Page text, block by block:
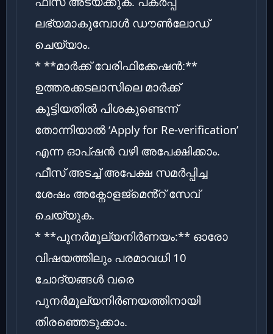
ലഭ്യമാകുമ്പോൾ ഡൗൺലോഡ്
ചെയ്യാം.
* **മാർക്ക് വേരിഫിക്കേഷൻ:**
ഉത്തരക്കടലാസിലെ മാർക്ക്
കൂട്ടിയതിൽ പിശകുണ്ടെന്ന്
തോന്നിയാൽ ‘Apply for Re-verification’
എന്ന ഓപ്ഷൻ വഴി അപേക്ഷിക്കാം.
ഫീസ് അടച്ച് അപേക്ഷ സമർപ്പിച്ച
ശേഷം അക്നോളജ്മെൻ്റ് സേവ്
ചെയ്യുക.
* **പുനർമൂല്യനിർണയം:** ഓരോ
വിഷയത്തിലും പരമാവധി 10
ചോദ്യങ്ങൾ വരെ
പുനർമൂല്യനിർണയത്തിനായി
തിരഞ്ഞെടുക്കാം.